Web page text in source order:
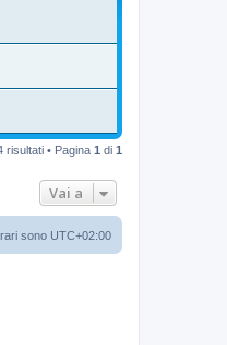
risultati • Pagina 1 di 1
Vai a
sono UTC+02:00